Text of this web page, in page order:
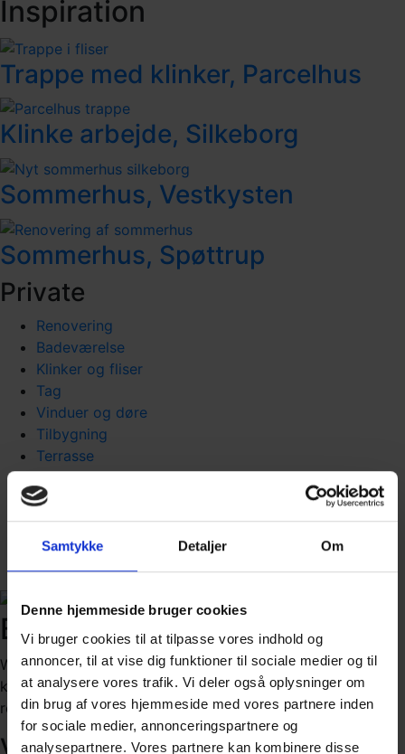
Samtykke Detaljer Om
Denne hjemmeside bruger cookies
Vi bruger cookies til at tilpasse vores indhold og
annoncer, til at vise dig funktioner til sociale medier og til
at analysere vores trafik. Vi deler også oplysninger om
din brug af vores hjemmeside med vores partnere inden
for sociale medier, annonceringspartnere og
analysepartnere. Vores partnere kan kombinere disse
Inspiration
Trappe med klinker, Parcelhus
Klinke arbejde, Silkeborg
Sommerhus, Vestkysten
Sommerhus, Spøttrup
Private
Renovering
Badeværelse
Klinker og fliser
Tag
Vinduer og døre
Tilbygning
Terrasse
Isolering
Unikke løsninger
Nybyg
Byggerådgivning
Byggeri til private
Wils A/S har 20-30 fagfolk ansat til at gøre vores private
kunders byggedrømme til virkelighed – i Silkeborg og
resten af Midtjylland.